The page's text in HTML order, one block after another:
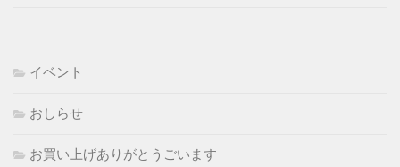
イベント
おしらせ
お買い上げありがとうごいます